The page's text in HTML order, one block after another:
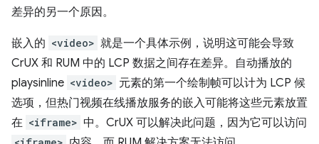
差异的另一个原因。
嵌入的 <video> 就是一个具体示例，说明这可能会导致
CrUX 和 RUM 中的 LCP 数据之间存在差异。自动播放的
playsinline <video> 元素的第一个绘制帧可以计为 LCP 候
选项，但热门视频在线播放服务的嵌入可能将这些元素放置
在 <iframe> 中。CrUX 可以解决此问题，因为它可以访问